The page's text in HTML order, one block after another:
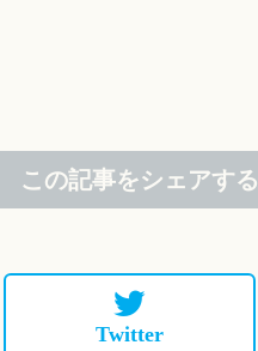
この記事をシェアする
Twitter